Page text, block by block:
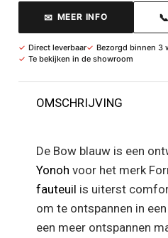
✉ MEER INFO 📞
✓ Direct leverbaar✓ Bezorgd binnen 3
✓ Te bekijken in de showroom
OMSCHRIJVING
De Bow blauw is een
Yonoh voor het merk
fauteuil is uiterst
om te ontspannen in
een meer ontspannen